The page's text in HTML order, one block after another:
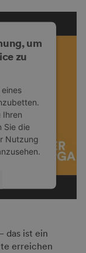
um
zu
Ihren
Sie die
Nutzung
das ist ein
erreichen